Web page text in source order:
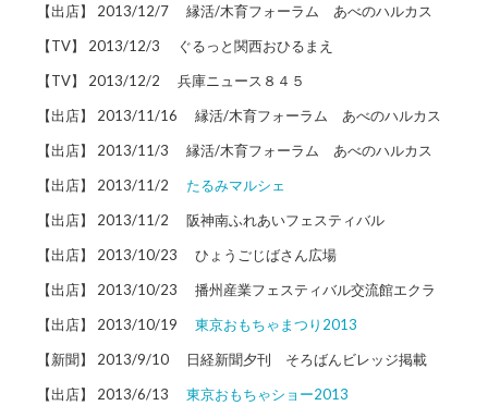
【出店】 2013/12/7 縁活/木育フォーラム あべのハルカス
【TV】 2013/12/3 ぐるっと関西おひるまえ
【TV】 2013/12/2 兵庫ニュース８４５
【出店】 2013/11/16 縁活/木育フォーラム あべのハルカス
【出店】 2013/11/3 縁活/木育フォーラム あべのハルカス
【出店】 2013/11/2 たるみマルシェ
【出店】 2013/11/2 阪神南ふれあいフェスティバル
【出店】 2013/10/23 ひょうごじばさん広場
【出店】 2013/10/23 播州産業フェスティバル交流館エクラ
【出店】 2013/10/19 東京おもちゃまつり2013
【新聞】 2013/9/10 日経新聞夕刊 そろばんビレッジ掲載
【出店】 2013/6/13 東京おもちゃショー2013